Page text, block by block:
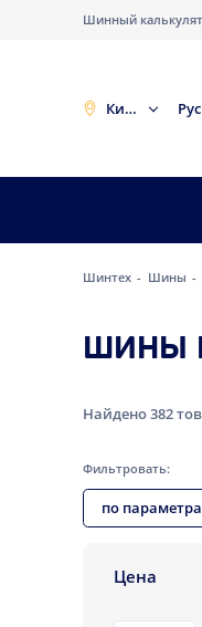
Шинный
Киев Рус
Шинтех Шины
ШИНЫ
Найдено382
Фильтровать:
по
Цена